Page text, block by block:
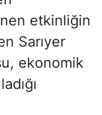
etkinliğin
Sarıyer
ekonomik